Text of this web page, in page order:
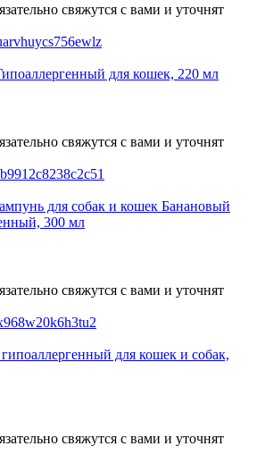
свяжутся с вами и уточнят
для кошек, 220 мл
свяжутся с вами и уточнят
для собак и кошек Банановый
300 мл
свяжутся с вами и уточнят
для кошек и собак,
свяжутся с вами и уточнят